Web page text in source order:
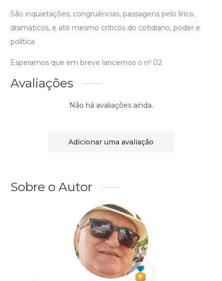
São inquietações, congruências, passagens pelo lírico,
dramáticos, e até mesmo críticos do cotidiano, poder e
política.
Esperamos que em breve lancemos o nº 02
Avaliações
Não há avaliações ainda.
Adicionar uma avaliação
Sobre o Autor